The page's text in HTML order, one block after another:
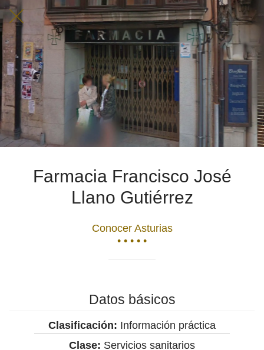
Farmacia Francisco José
Llano Gutiérrez
Conocer Asturias
• • • • •
Datos básicos
Clasificación: Información práctica
Clase: Servicios sanitarios